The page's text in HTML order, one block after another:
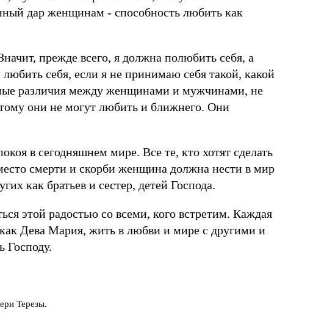
дар женщинам - способность любить как
прежде всего, я должна полюбить себя, а
себя, если я не принимаю себя такой, какой
различия между женщинами и мужчинами, не
они не могут любить и ближнего. Они
в сегодняшнем мире. Все те, кто хотят сделать
смерти и скорби женщина должна нести в мир
как братьев и сестер, детей Господа.
этой радостью со всеми, кого встретим. Каждая
Дева Мария, жить в любви и мире с другими и
Господу.
Терезы.